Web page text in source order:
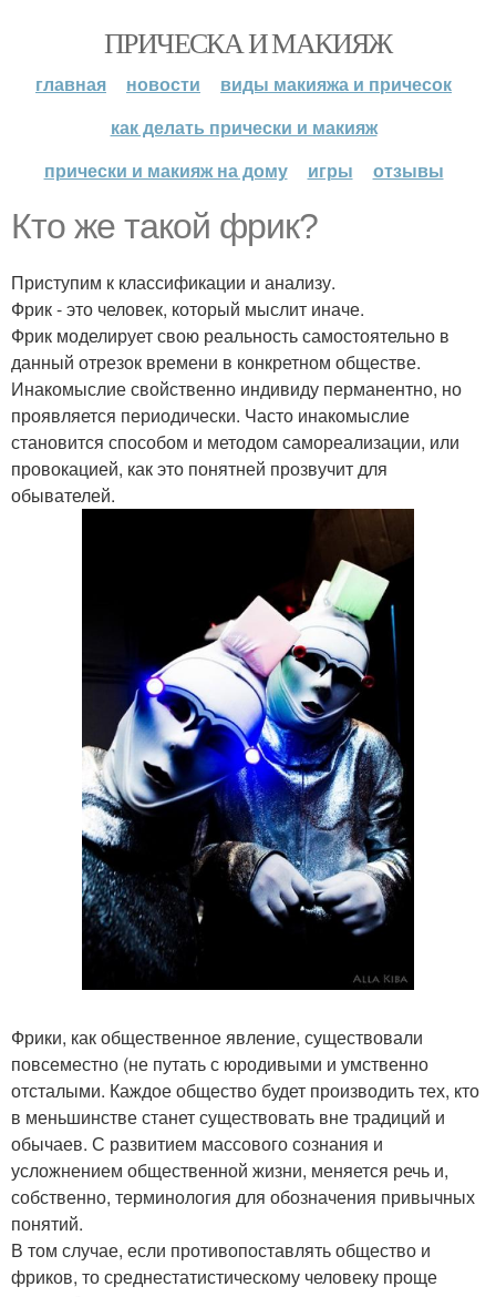
ПРИЧЕСКА И МАКИЯЖ
главная новости
виды макияжа и причесок
как делать прически и макияж
прически и макияж на дому
игры отзывы
Кто же такой фрик?
Приступим к классификации и анализу.
Фрик - это человек, который мыслит иначе.
Фрик моделирует свою реальность самостоятельно в
данный отрезок времени в конкретном обществе.
Инакомыслие свойственно индивиду перманентно, но
проявляется периодически. Часто инакомыслие
становится способом и методом самореализации, или
провокацией, как это понятней прозвучит для
обывателей.
Фрики, как общественное явление, существовали
повсеместно (не путать с юродивыми и умственно
отсталыми. Каждое общество будет производить тех, кто
в меньшинстве станет существовать вне традиций и
обычаев. С развитием массового сознания и
усложнением общественной жизни, меняется речь и,
собственно, терминология для обозначения привычных
понятий.
В том случае, если противопоставлять общество и
фриков, то среднестатистическому человеку проще